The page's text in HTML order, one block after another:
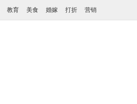
教育 美食 婚嫁 打折 营销